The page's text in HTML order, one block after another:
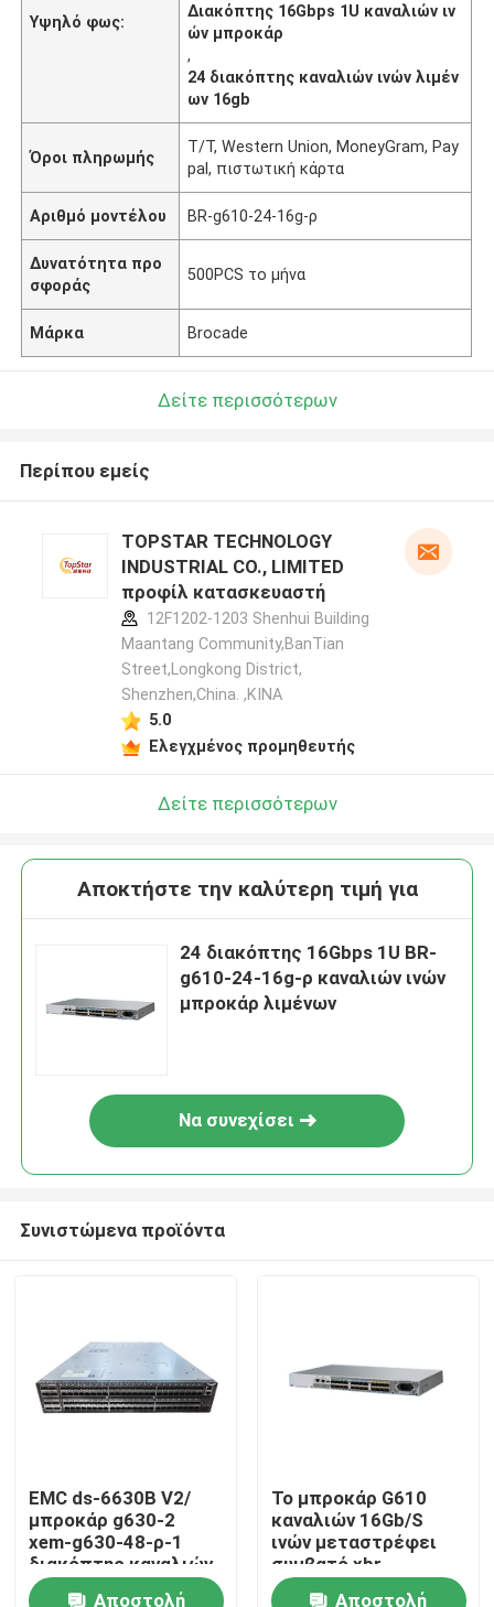
Προϊόντα
Περίπου εμείς
Υψηλό φως:
Διακόπτης 16Gbps 1U καναλιών ιν
ών μπροκάρ
,
24 διακόπτης καναλιών ινών λιμέν
ων 16gb
Όροι πληρωμής
T/T, Western Union, MoneyGram, Pay
pal, πιστωτική κάρτα
Αριθμό μοντέλου BR-g610-24-16g-ρ
Δυνατότητα προ
σφοράς
500PCS το μήνα
Μάρκα Brocade
Δείτε περισσότερων
Περίπου εμείς
TOPSTAR TECHNOLOGY
INDUSTRIAL CO., LIMITED
προφίλ κατασκευαστή
12F1202-1203 Shenhui Building
Maantang Community,BanTian
Street,Longkong District,
Shenzhen,China. ,ΚΙΝΑ
5.0
Ελεγχμένος προμηθευτής
Δείτε περισσότερων
Αποκτήστε την καλύτερη τιμή για
24 διακόπτης 16Gbps 1U BR-
g610-24-16g-ρ καναλιών ινών
μπροκάρ λιμένων
Να συνεχίσει
Συνιστώμενα προϊόντα
EMC ds-6630B V2/
μπροκάρ g630-2
xem-g630-48-ρ-1
διακόπτης καναλιών
SAN ινών 128-
Αποστολή
Το μπροκάρ G610
καναλιών 16Gb/S
ινών μεταστρέφει
συμβατό xbr-
R000162
Αποστολή